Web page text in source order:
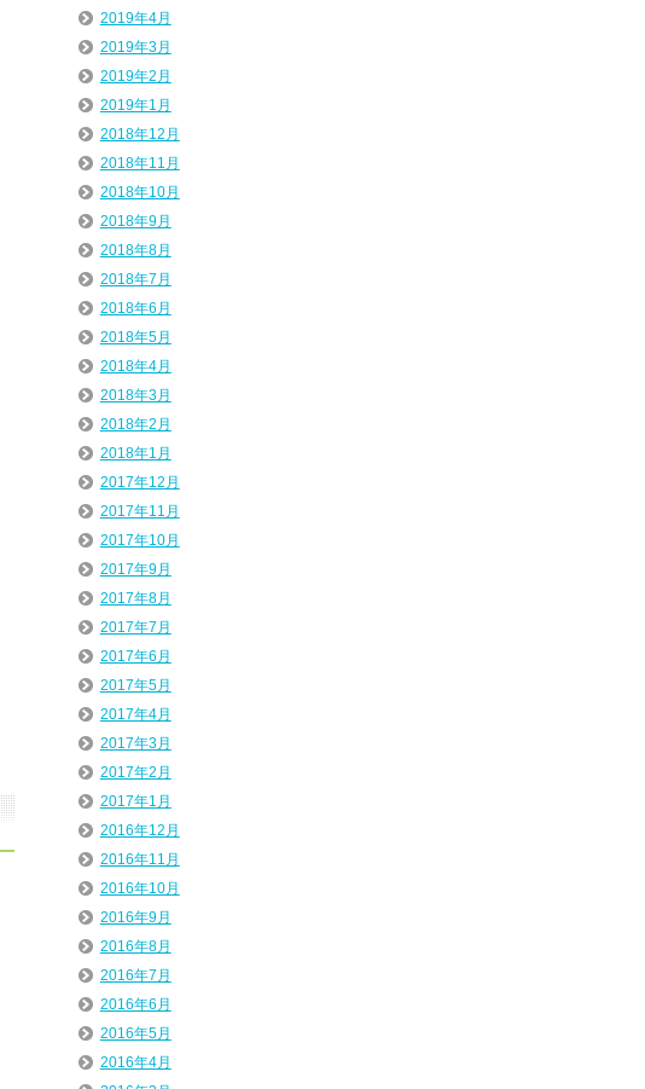
2019年4月
2019年3月
2019年2月
2019年1月
2018年12月
2018年11月
2018年10月
2018年9月
2018年8月
2018年7月
2018年6月
2018年5月
2018年4月
2018年3月
2018年2月
2018年1月
2017年12月
2017年11月
2017年10月
2017年9月
2017年8月
2017年7月
2017年6月
2017年5月
2017年4月
2017年3月
2017年2月
2017年1月
2016年12月
2016年11月
2016年10月
2016年9月
2016年8月
2016年7月
2016年6月
2016年5月
2016年4月